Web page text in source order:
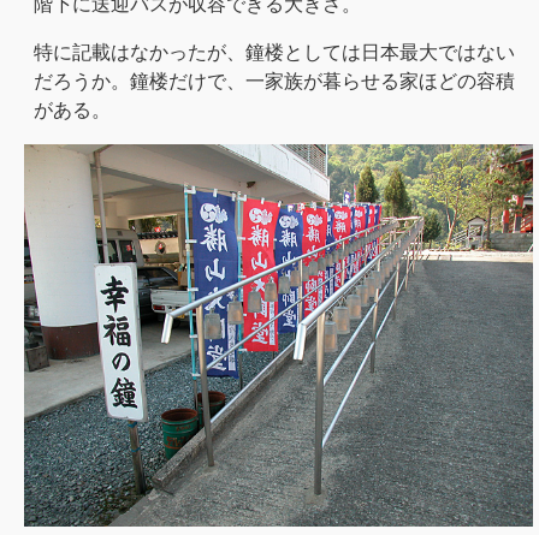
階下に送迎バスが収容できる大きさ。
特に記載はなかったが、鐘楼としては日本最大ではない
だろうか。鐘楼だけで、一家族が暮らせる家ほどの容積
がある。